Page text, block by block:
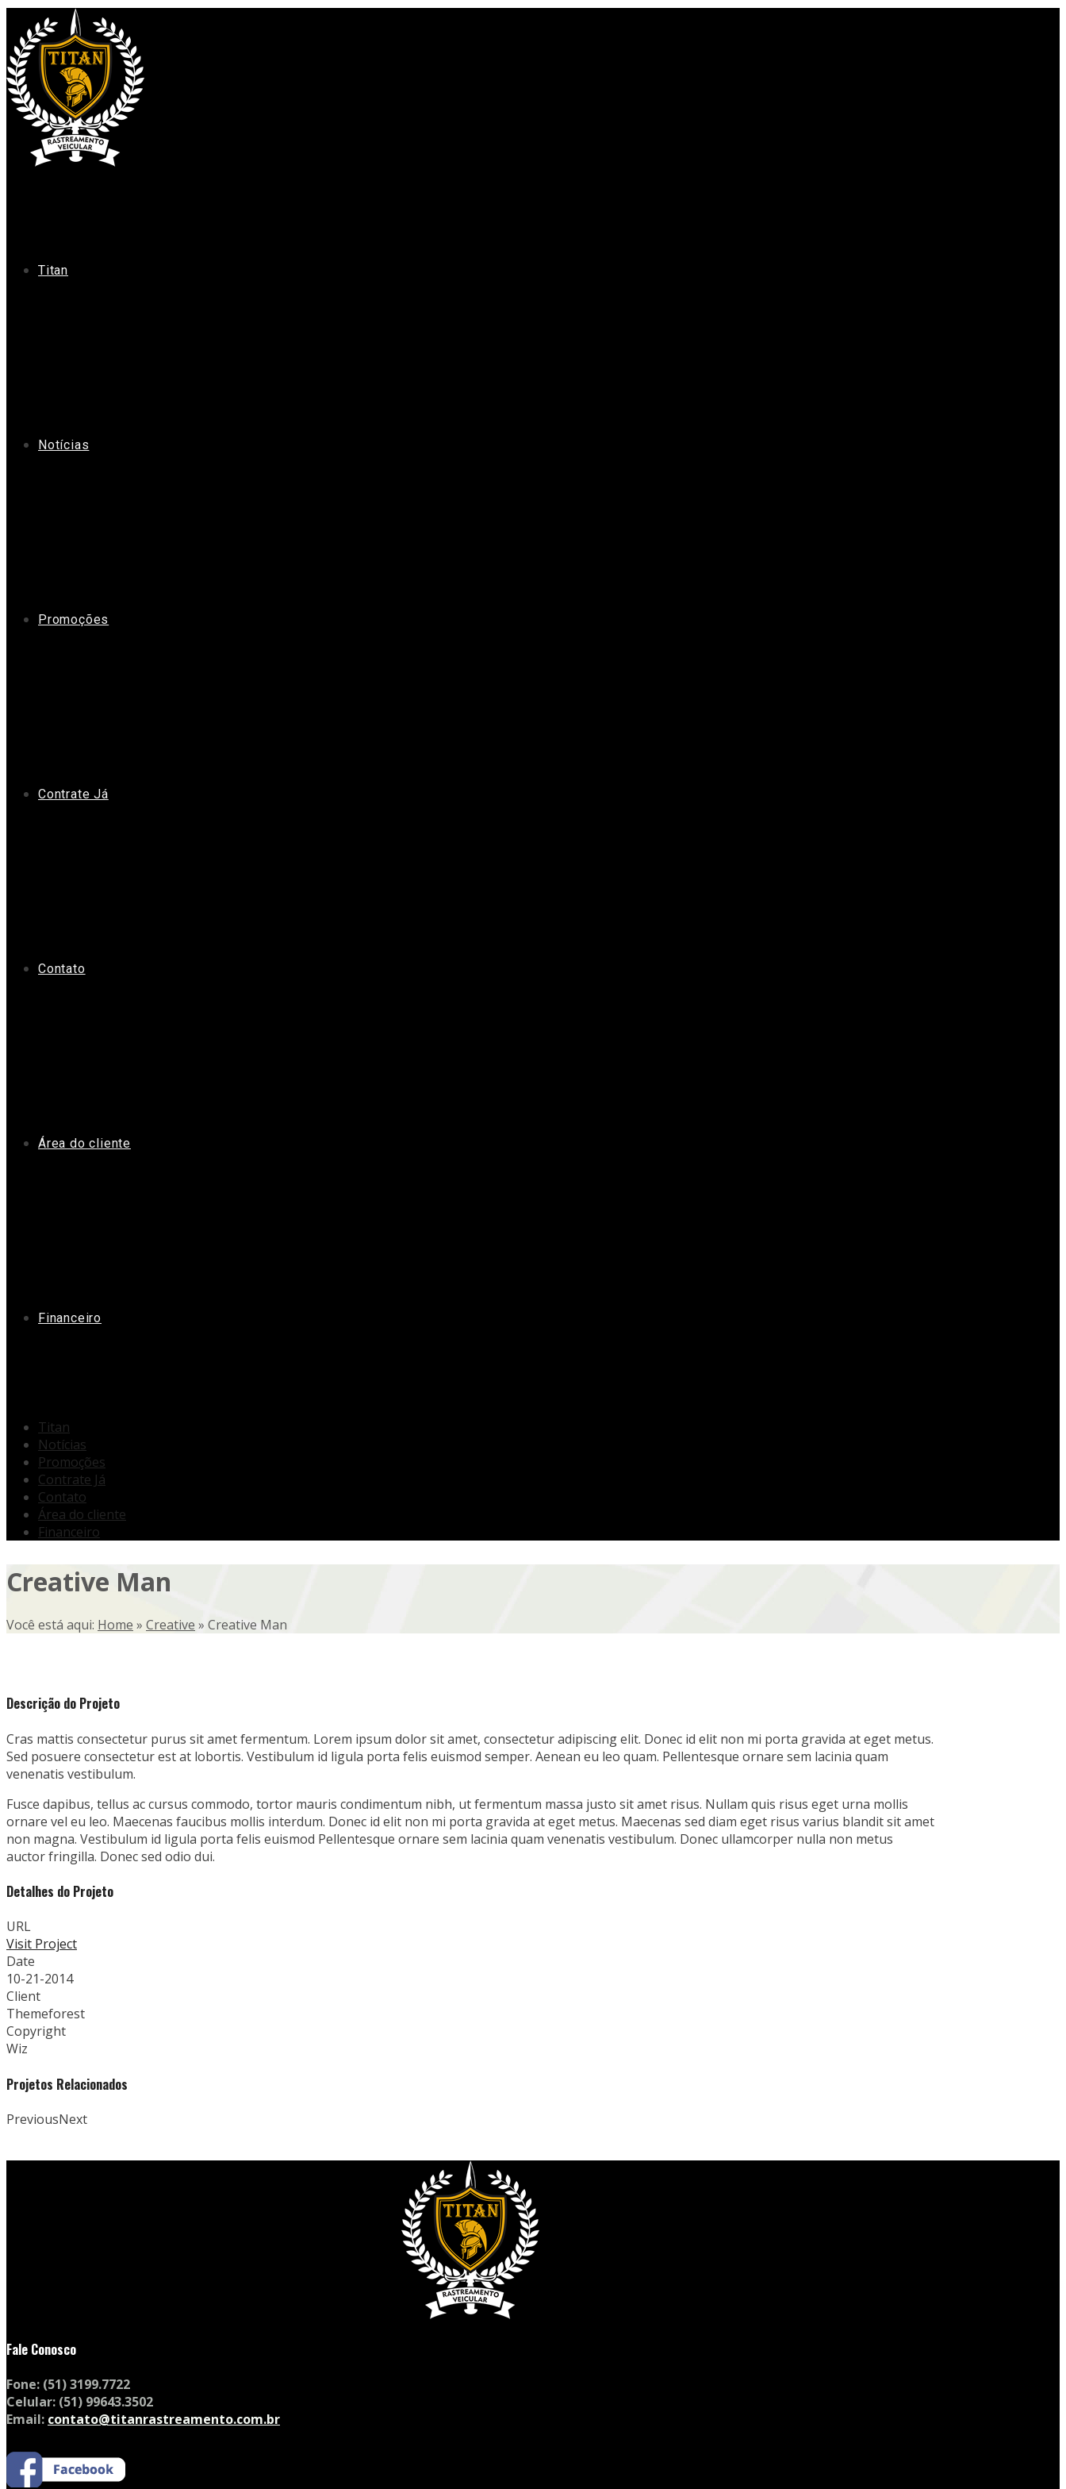
Titan
Notícias
Promoções
Contrate Já
Contato
Área do cliente
Financeiro
Titan
Notícias
Promoções
Contrate Já
Contato
Área do cliente
Financeiro
Creative Man
Você está aqui: Home » Creative » Creative Man
Descrição do Projeto
Cras mattis consectetur purus sit amet fermentum. Lorem ipsum dolor sit amet, consectetur adipiscing elit. Donec id elit non mi porta gravida at eget metus.
Sed posuere consectetur est at lobortis. Vestibulum id ligula porta felis euismod semper. Aenean eu leo quam. Pellentesque ornare sem lacinia quam
venenatis vestibulum.
Fusce dapibus, tellus ac cursus commodo, tortor mauris condimentum nibh, ut fermentum massa justo sit amet risus. Nullam quis risus eget urna mollis
ornare vel eu leo. Maecenas faucibus mollis interdum. Donec id elit non mi porta gravida at eget metus. Maecenas sed diam eget risus varius blandit sit amet
non magna. Vestibulum id ligula porta felis euismod Pellentesque ornare sem lacinia quam venenatis vestibulum. Donec ullamcorper nulla non metus
auctor fringilla. Donec sed odio dui.
Detalhes do Projeto
URL
Visit Project
Date
10-21-2014
Client
Themeforest
Copyright
Wiz
Projetos Relacionados
PreviousNext
Fale Conosco
Fone: (51) 3199.7722
Celular: (51) 99643.3502
Email: contato@titanrastreamento.com.br